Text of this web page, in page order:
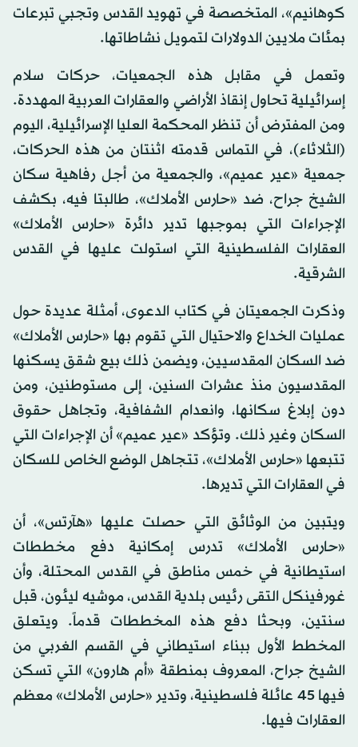
كوهانيم»، المتخصصة في تهويد القدس وتجبي تبرعات
بمئات ملايين الدولارات لتمويل نشاطاتها.
وتعمل في مقابل هذه الجمعيات، حركات سلام
إسرائيلية تحاول إنقاذ الأراضي والعقارات العربية المهددة.
ومن المفترض أن تنظر المحكمة العليا الإسرائيلية، اليوم
(الثلاثاء)، في التماس قدمته اثنتان من هذه الحركات،
جمعية «عير عميم»، والجمعية من أجل رفاهية سكان
الشيخ جراح، ضد «حارس الأملاك»، طالبتا فيه، بكشف
الإجراءات التي بموجبها تدير دائرة «حارس الأملاك»
العقارات الفلسطينية التي استولت عليها في القدس
الشرقية.
وذكرت الجمعيتان في كتاب الدعوى، أمثلة عديدة حول
عمليات الخداع والاحتيال التي تقوم بها «حارس الأملاك»
ضد السكان المقدسيين، ويضمن ذلك بيع شقق يسكنها
المقدسيون منذ عشرات السنين، إلى مستوطنين، ومن
دون إبلاغ سكانها، وانعدام الشفافية، وتجاهل حقوق
السكان وغير ذلك. وتؤكد «عير عميم» أن الإجراءات التي
تتبعها «حارس الأملاك»، تتجاهل الوضع الخاص للسكان
في العقارات التي تديرها.
ويتبين من الوثائق التي حصلت عليها «هآرتس»، أن
«حارس الأملاك» تدرس إمكانية دفع مخططات
استيطانية في خمس مناطق في القدس المحتلة، وأن
غورفينكل التقى رئيس بلدية القدس، موشيه ليئون، قبل
سنتين، وبحثا دفع هذه المخططات قدماً. ويتعلق
المخطط الأول ببناء استيطاني في القسم الغربي من
الشيخ جراح، المعروف بمنطقة «أم هارون» التي تسكن
فيها 45 عائلة فلسطينية، وتدير «حارس الأملاك» معظم
العقارات فيها.